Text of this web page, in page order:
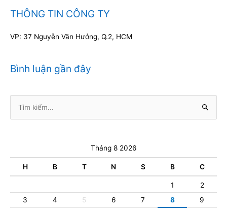
THÔNG TIN CÔNG TY
VP: 37 Nguyễn Văn Hưởng, Q.2, HCM
Bình luận gần đây
kiếm:
Tháng 8 2026
H B T N S B C
1
2
3
4 5 6 7 8 9